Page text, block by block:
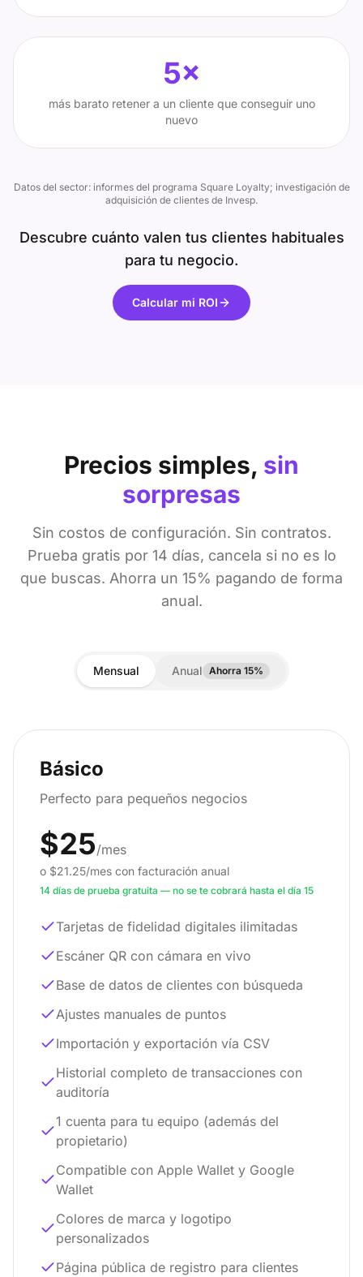
5×
más barato retener a un cliente que conseguir uno
nuevo
Datos del sector: informes del programa Square Loyalty; investigación de
adquisición de clientes de Invesp.
Descubre cuánto valen tus clientes habituales
para tu negocio.
Calcular mi ROI
Precios simples, sin
sorpresas
Sin costos de configuración. Sin contratos.
Prueba gratis por 14 días, cancela si no es lo
que buscas. Ahorra un 15% pagando de forma
anual.
Mensual Anual Ahorra 15%
Básico
Perfecto para pequeños negocios
$25/mes
o $21.25/mes con facturación anual
14 días de prueba gratuita — no se te cobrará hasta el día 15
Tarjetas de fidelidad digitales ilimitadas
Escáner QR con cámara en vivo
Base de datos de clientes con búsqueda
Ajustes manuales de puntos
Importación y exportación vía CSV
Historial completo de transacciones con
auditoría
1 cuenta para tu equipo (además del
propietario)
Compatible con Apple Wallet y Google
Wallet
Colores de marca y logotipo
personalizados
Página pública de registro para clientes